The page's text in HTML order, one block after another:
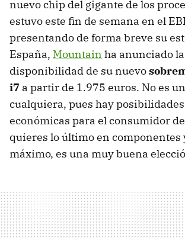
nuevo chip del gigante de los
estuvo este fin de semana en el
presentando de forma breve su
España, Mountain ha anunciado la
disponibilidad de su nuevo
i7 a partir de 1.975 euros. No es
cualquiera, pues hay
económicas para el consumidor
quieres lo último en componentes
máximo, es una muy buena